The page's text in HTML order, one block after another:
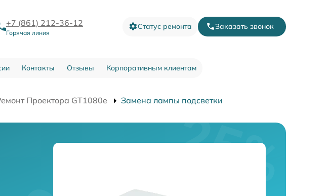
+7 (861) 212-36-12
Горячая линия
Статус ремонта Заказать звонок
Контакты Отзывы Корпоративным клиентам
Проектора GT1080e Замена лампы подсветки